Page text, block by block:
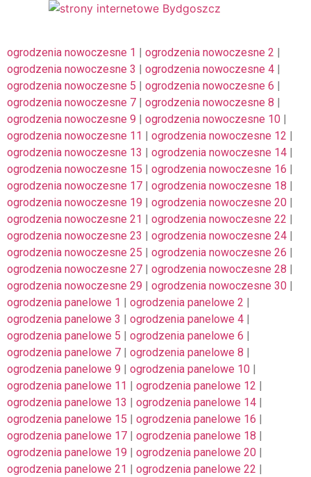
ogrodzenia nowoczesne 1 | ogrodzenia nowoczesne 2 |
ogrodzenia nowoczesne 3 | ogrodzenia nowoczesne 4 |
ogrodzenia nowoczesne 5 | ogrodzenia nowoczesne 6 |
ogrodzenia nowoczesne 7 | ogrodzenia nowoczesne 8 |
ogrodzenia nowoczesne 9 | ogrodzenia nowoczesne 10 |
ogrodzenia nowoczesne 11 | ogrodzenia nowoczesne 12 |
ogrodzenia nowoczesne 13 | ogrodzenia nowoczesne 14 |
ogrodzenia nowoczesne 15 | ogrodzenia nowoczesne 16 |
ogrodzenia nowoczesne 17 | ogrodzenia nowoczesne 18 |
ogrodzenia nowoczesne 19 | ogrodzenia nowoczesne 20 |
ogrodzenia nowoczesne 21 | ogrodzenia nowoczesne 22 |
ogrodzenia nowoczesne 23 | ogrodzenia nowoczesne 24 |
ogrodzenia nowoczesne 25 | ogrodzenia nowoczesne 26 |
ogrodzenia nowoczesne 27 | ogrodzenia nowoczesne 28 |
ogrodzenia nowoczesne 29 | ogrodzenia nowoczesne 30 |
ogrodzenia panelowe 1 | ogrodzenia panelowe 2 |
ogrodzenia panelowe 3 | ogrodzenia panelowe 4 |
ogrodzenia panelowe 5 | ogrodzenia panelowe 6 |
ogrodzenia panelowe 7 | ogrodzenia panelowe 8 |
ogrodzenia panelowe 9 | ogrodzenia panelowe 10 |
ogrodzenia panelowe 11 | ogrodzenia panelowe 12 |
ogrodzenia panelowe 13 | ogrodzenia panelowe 14 |
ogrodzenia panelowe 15 | ogrodzenia panelowe 16 |
ogrodzenia panelowe 17 | ogrodzenia panelowe 18 |
ogrodzenia panelowe 19 | ogrodzenia panelowe 20 |
ogrodzenia panelowe 21 | ogrodzenia panelowe 22 |